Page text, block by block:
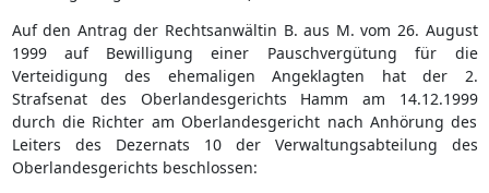
Auf den Antrag der Rechtsanwältin B. aus M. vom 26. August
1999 auf Bewilligung einer Pauschvergütung für die
Verteidigung des ehemaligen Angeklagten hat der 2.
Strafsenat des Oberlandesgerichts Hamm am 14.12.1999
durch die Richter am Oberlandesgericht nach Anhörung des
Leiters des Dezernats 10 der Verwaltungsabteilung des
Oberlandesgerichts beschlossen: